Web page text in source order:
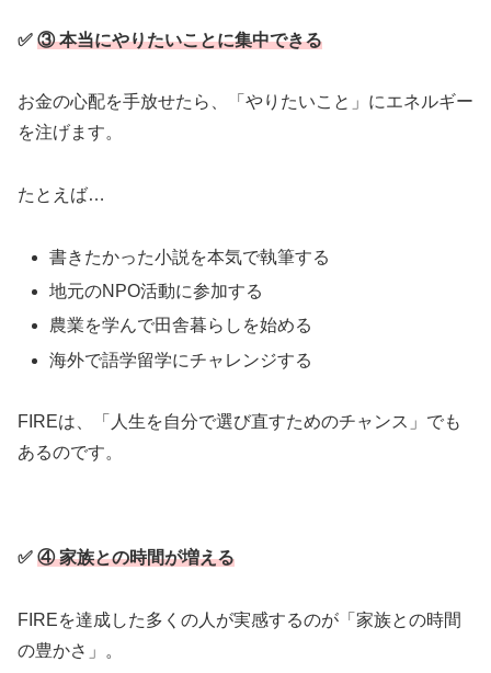
✅ ③ 本当にやりたいことに集中できる
お金の心配を手放せたら、「やりたいこと」にエネルギー
を注げます。
たとえば…
書きたかった小説を本気で執筆する
地元のNPO活動に参加する
農業を学んで田舎暮らしを始める
海外で語学留学にチャレンジする
FIREは、「人生を自分で選び直すためのチャンス」でも
あるのです。
✅ ④ 家族との時間が増える
FIREを達成した多くの人が実感するのが「家族との時間
の豊かさ」。